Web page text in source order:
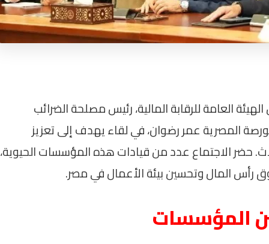
العامة للرقابة المالية، رئيس مصلحة الضرائب
المصرية عمر رضوان، في لقاء يهدف إلى تعزيز
حضر الاجتماع عدد من قيادات هذه المؤسسات الحيوية،
رأس المال وتحسين بيئة الأعمال في مصر.
المؤسسات